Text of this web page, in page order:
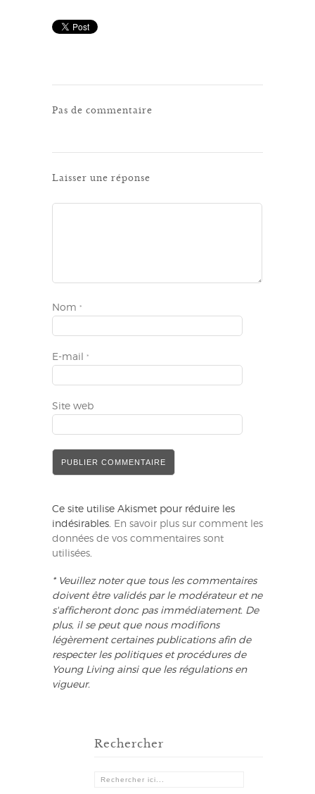
Pas de commentaire
Laisser une réponse
Nom *
E-mail *
Site web
Ce site utilise Akismet pour réduire les
indésirables.
En savoir plus sur comment les
données de vos commentaires sont
utilisées
* Veuillez noter que tous les commentaires
doivent être validés par le modérateur et ne
s'afficheront donc pas immédiatement. De
plus, il se peut que nous modifions
légèrement certaines publications afin de
respecter les politiques et procédures de
Young Living ainsi que les régulations en
vigueur.
Rechercher